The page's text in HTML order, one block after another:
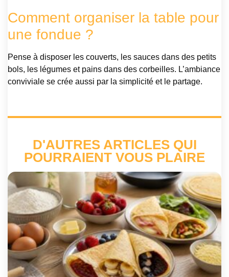
Comment organiser la table pour
une fondue ?
Pense à disposer les couverts, les sauces dans des petits
bols, les légumes et pains dans des corbeilles. L’ambiance
conviviale se crée aussi par la simplicité et le partage.
D'AUTRES ARTICLES QUI
POURRAIENT VOUS PLAIRE